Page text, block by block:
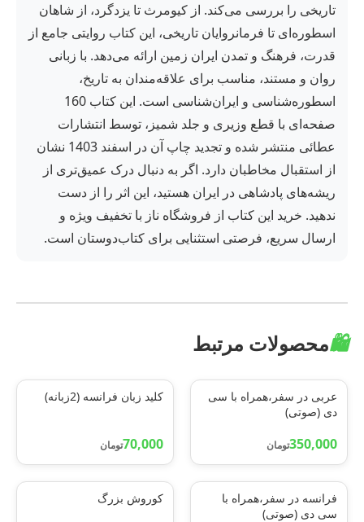
تاریخی را بررسی می‌کند. از کیومرث تا یزدگرد، از شاهان
اسطوره‌ای تا فرمانروایان تاریخی، این کتاب روایتی جامع از
قدرت، فرهنگ و تمدن ایران زمین ارائه می‌دهد. با زبانی
روان و مستند، مناسب برای علاقه‌مندان به تاریخ،
اسطوره‌شناسی و ایران‌شناسی است. این کتاب 160
صفحه‌ای با قطع وزیری و جلد شمیز، توسط انتشارات
عطائی منتشر شده و تجدید چاپ آن در اسفند 1403 نشان
از استقبال مخاطبان دارد. اگر به دنبال درک عمیق‌تری از
ریشه‌های پادشاهی در ایران هستید، این اثر را از دست
ندهید. خرید این کتاب از فروشگاه ناز با تخفیف ویژه و
ارسال سریع، فرصتی استثنایی برای کتاب‌دوستان است.
🛍️محصولات مرتبط
عربی در سفر،همراه با سی
دی (صوتی)
350,000تومان
کلید زبان فرانسه (2زبانه)
70,000تومان
فرانسه در سفر،همراه با
سی دی (صوتی)
کوروش بزرگ